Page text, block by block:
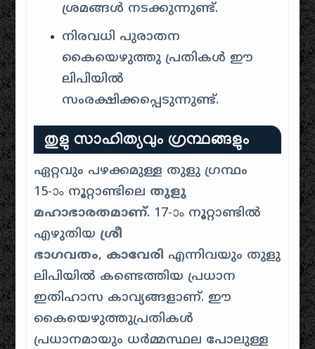
ശ്രമങ്ങൾ നടക്കുന്നുണ്ട്.
നിരവധി പുരാതന
കൈയെഴുത്തു പ്രതികൾ ഈ
ലിപിയിൽ
സംരക്ഷിക്കപ്പെടുന്നുണ്ട്.
തുളു സാഹിത്യവും ഗ്രന്ഥങ്ങളും
ഏറ്റവും പഴക്കമുള്ള തുളു ഗ്രന്ഥം
15-ാം നൂറ്റാണ്ടിലെ തുളു
മഹാഭാരതമാണ്. 17-ാം നൂറ്റാണ്ടിൽ
എഴുതിയ ശ്രീ
ഭാഗവതം, കാവേരി എന്നിവയും തുളു
ലിപിയിൽ കണ്ടെത്തിയ പ്രധാന
ഇതിഹാസ കാവ്യങ്ങളാണ്. ഈ
കൈയെഴുത്തുപ്രതികൾ
പ്രധാനമായും ധർമ്മസ്ഥല പോലുള്ള